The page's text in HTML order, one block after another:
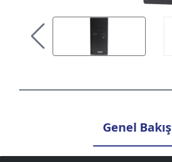
Genel Bakış